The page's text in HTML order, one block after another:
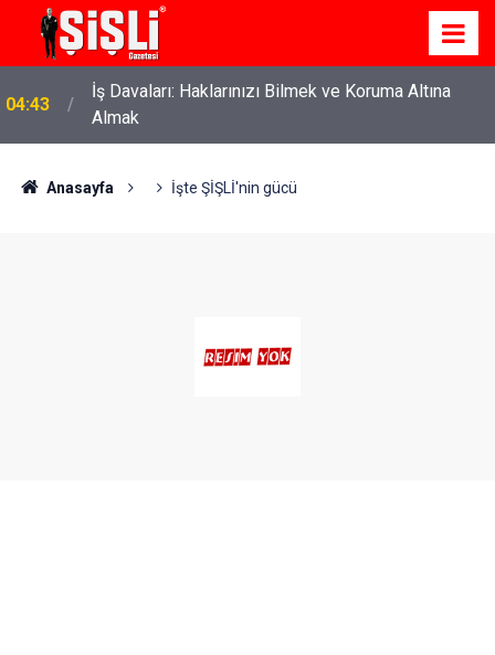
04:43
İş Davaları: Haklarınızı Bilmek ve Koruma Altına
Almak
Anasayfa İşte ŞİŞLİ'nin gücü